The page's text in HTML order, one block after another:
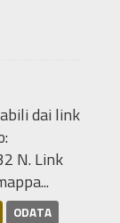
dai link
N. Link
ODATA